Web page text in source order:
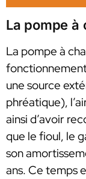
La pompe à
La pompe à
une source
phréatique),
ainsi d’avoir
que le fioul, le
son
ans. Ce temps